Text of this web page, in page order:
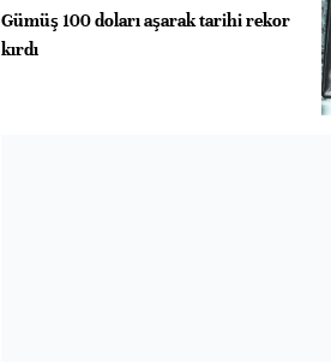
Gümüş 100 doları aşarak tarihi rekor
kırdı